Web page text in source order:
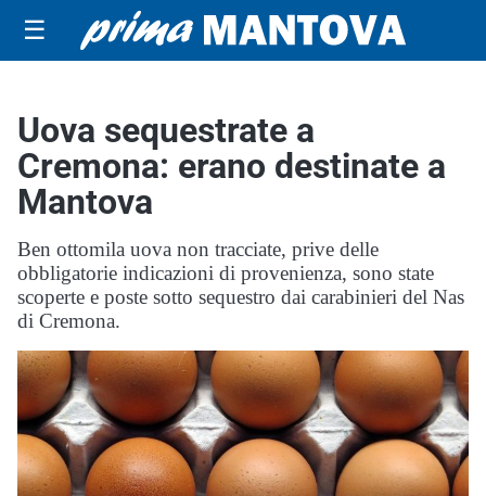
☰
Uova sequestrate a
Cremona: erano destinate a
Mantova
Ben ottomila uova non tracciate, prive delle
obbligatorie indicazioni di provenienza, sono state
scoperte e poste sotto sequestro dai carabinieri del Nas
di Cremona.